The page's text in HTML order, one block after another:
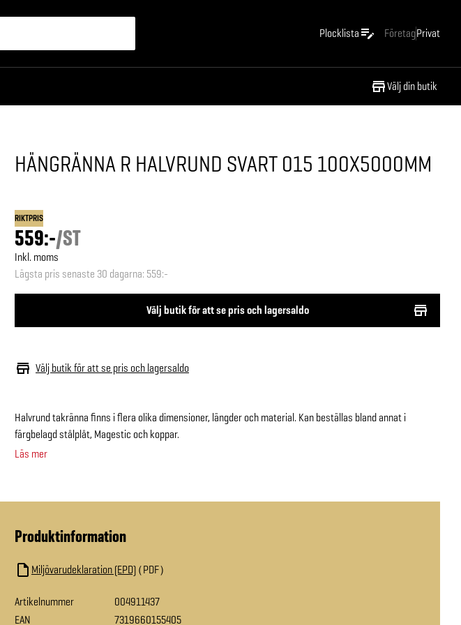
Plocklista FöretagPrivat
Välj din butik
HÄNGRÄNNA R HALVRUND SVART 015 100X5000MM
RIKTPRIS
559:-/ST
Inkl. moms
Lägsta pris senaste 30 dagarna: 559:-
Välj butik för att se pris och lagersaldo
Välj butik för att se pris och lagersaldo
Halvrund takränna finns i flera olika dimensioner, längder och material. Kan beställas bland annat i
färgbelagd stålplåt, Magestic och koppar.
Läs mer
Produktinformation
Miljövarudeklaration (EPD) PDF
Artikelnummer
004911437
EAN
7319660155405